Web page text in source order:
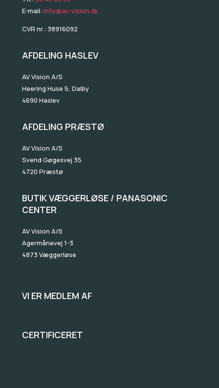
E-mail: info@av-vision.dk
CVR nr.: 38916092
AFDELING HASLEV
AV Vision A/S
​Heering Huse 5, Dalby
4690 Haslev
AFDELING PRÆSTØ
AV Vision A/S
Svend Gøgesvej 35
4720 Præstø
BUTIK VÆGGERLØSE / PANASONIC
CENTER
AV Vision A/S
Agermånevej 1-3
4873 Væggerløse
VI ER MEDLEM AF
CERTIFICERET